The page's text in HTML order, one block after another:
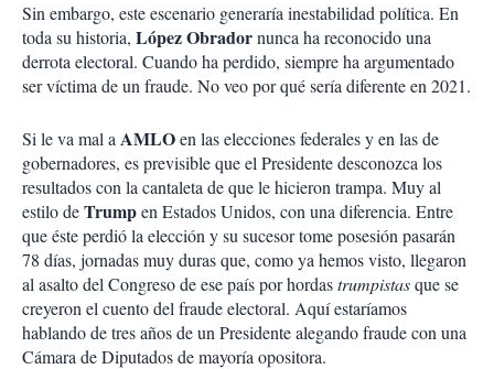
Sin embargo, este escenario generaría inestabilidad política. En
toda su historia, López Obradornunca ha reconocido una
derrota electoral. Cuando ha perdido, siempre ha argumentado
ser víctima de un fraude. No veo por qué sería diferente en 2021.
Si le va mal a AMLOen las elecciones federales y en las de
gobernadores, es previsible que el Presidente desconozca los
resultados con la cantaleta de que le hicieron trampa. Muy al
estilo deTrumpen Estados Unidos, con una diferencia. Entre
que éste perdió la elección y su sucesor tome posesión pasarán
78 días, jornadas muy duras que, como ya hemos visto, llegaron
al asalto del Congreso de ese país por hordastrumpistasque se
creyeron el cuento del fraude electoral. Aquí estaríamos
hablando de tres años de un Presidente alegando fraude con una
Cámara de Diputados de mayoría opositora.